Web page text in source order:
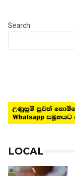
Search
LOCAL